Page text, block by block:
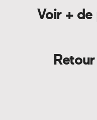
Voir + de